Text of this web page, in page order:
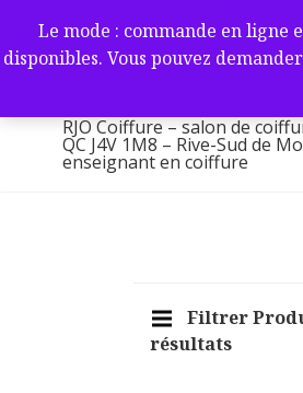
Le mode : commande en ligne
disponibles. Vous pouvez
contenu
RJO Coiffure
-2035E Av.
RJO Coiffure – salon de
QC J4V 1M8 – Rive-Sud de
enseignant en coiffure
Filtrer
résultats